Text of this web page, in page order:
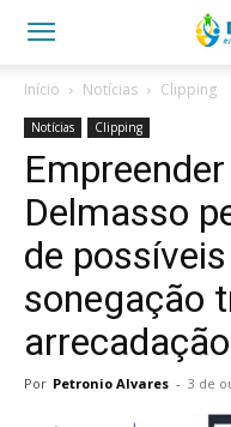
Início Notícias Clipping
Notícias Clipping
Delmasso
de
sonegação
arrecadação
Por Petronio Alvares - 3 de